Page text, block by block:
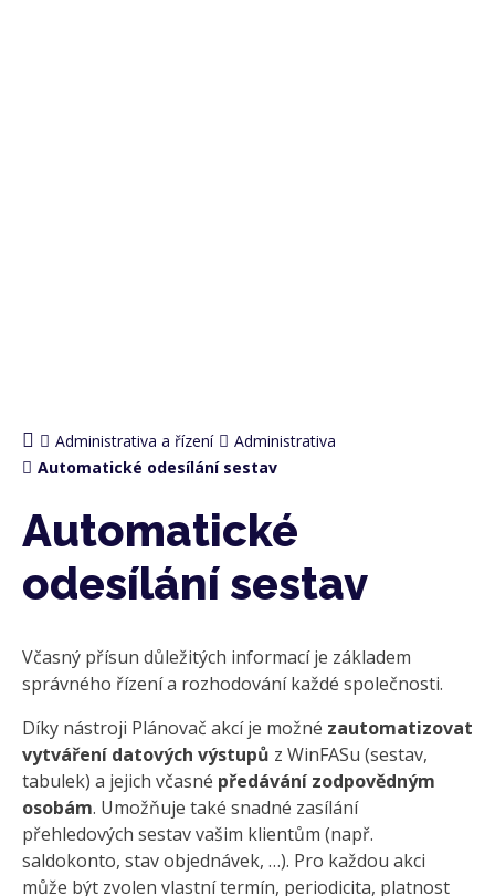
Administrativa a řízení
Administrativa
Automatické odesílání sestav
Automatické
odesílání sestav
Včasný přísun důležitých informací je základem
správného řízení a rozhodování každé společnosti.
Díky nástroji Plánovač akcí je možné zautomatizovat
vytváření datových výstupů z WinFASu (sestav,
tabulek) a jejich včasné předávání zodpovědným
osobám. Umožňuje také snadné zasílání
přehledových sestav vašim klientům (např.
saldokonto, stav objednávek, …). Pro každou akci
může být zvolen vlastní termín, periodicita, platnost